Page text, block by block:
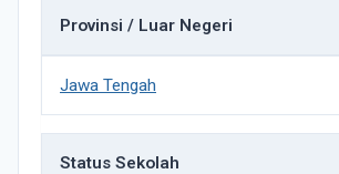
Provinsi / Luar Negeri
Jawa Tengah
Status Sekolah